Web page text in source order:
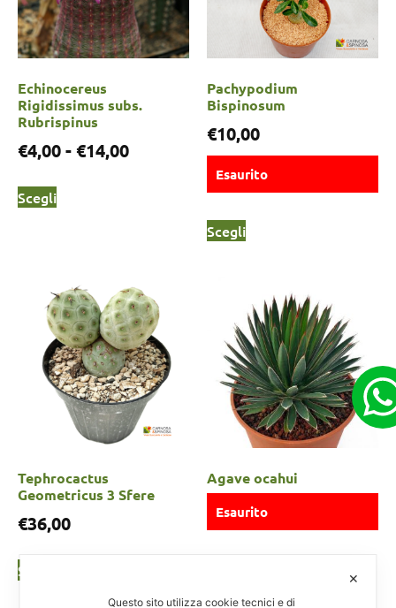
Echinocereus
Rigidissimus subs.
Rubrispinus
€4,00- €14,00
Scegli
Pachypodium
Bispinosum
€10,00
Esaurito
Scegli
Tephrocactus
Geometricus 3 Sfere
€36,00
Scegli
Agave ocahui
Esaurito
✕
Questo sito utilizza cookie tecnici e di